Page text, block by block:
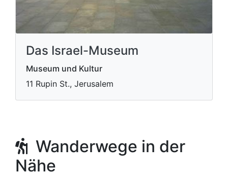
Das Israel-Museum
Museum und Kultur
11 Rupin St., Jerusalem
Wanderwege in der
Nähe